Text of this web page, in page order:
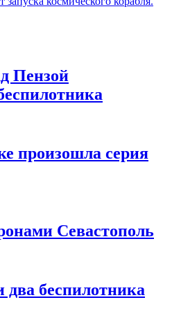
Пензой
произошла серия
Севастополь
беспилотника